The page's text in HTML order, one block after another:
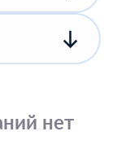
нет